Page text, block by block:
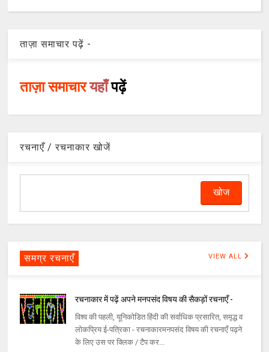
ताज़ा समाचार पढ़ें -
ताज़ा समाचारयहाँपढ़ें
रचनाएँ / रचनाकार खोजें
समग्र रचनाएँ VIEW ALL
रचनाकार में पढ़ें अपने मनपसंद विषय की सैकड़ों रचनाएँ -
विश्व की पहली, यूनिकोडित हिंदी की सर्वाधिक प्रसारित, समृद्ध व
लोकप्रिय ई-पत्रिका - रचनाकारमनपसंद विषय की रचनाएँ पढ़ने
के लिए उस पर क्लिक / टैप कर...